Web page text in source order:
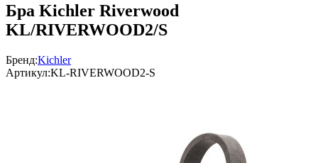
Бра Kichler Riverwood
KL/RIVERWOOD2/S
Бренд:Kichler
Артикул:KL-RIVERWOOD2-S